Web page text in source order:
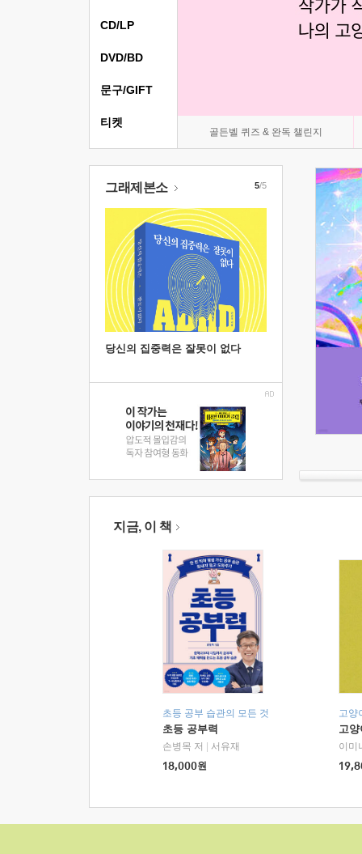
골든벨 퀴즈 & 완독 챌린지
CD/LP
DVD/BD
문구/GIFT
티켓
그래제본소
당신의 집중력은 잘못이 없다
5/5
지금, 이 책
초등 공부 습관의 모든 것
초등 공부력
손병목 저
서유재
18,000원
고양
고
이미